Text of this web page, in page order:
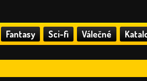
Fantasy Sci-fi Válečné